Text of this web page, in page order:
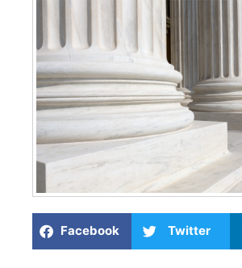
Facebook Twitter